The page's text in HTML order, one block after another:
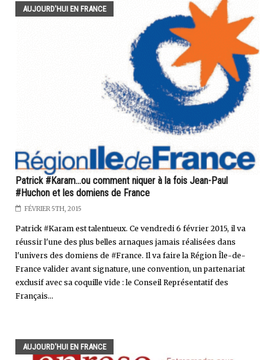
AUJOURD'HUI EN FRANCE
Patrick #Karam...ou comment niquer à la fois Jean-Paul
#Huchon et les domiens de France
FÉVRIER 5TH, 2015
Patrick #Karam est talentueux. Ce vendredi 6 février 2015, il va
réussir l'une des plus belles arnaques jamais réalisées dans
l'univers des domiens de #France. Il va faire la Région Île-de-
France valider avant signature, une convention, un partenariat
exclusif avec sa coquille vide : le Conseil Représentatif des
Français...
AUJOURD'HUI EN FRANCE